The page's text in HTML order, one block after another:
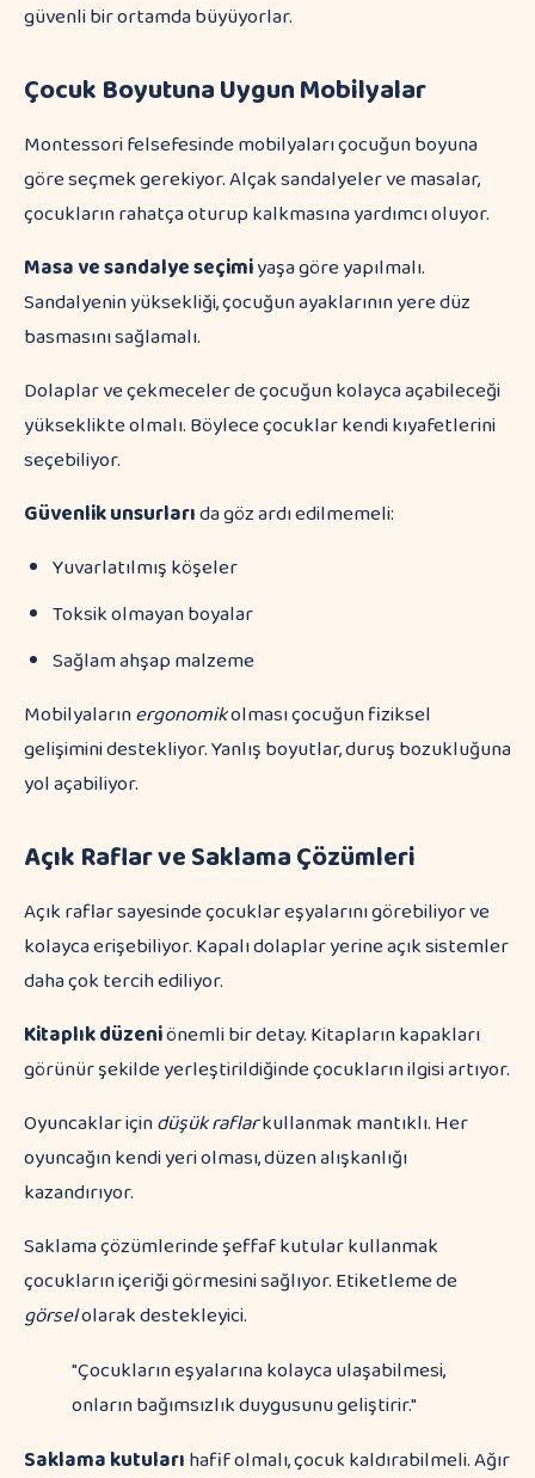
güvenli bir ortamda büyüyorlar.
Çocuk Boyutuna Uygun Mobilyalar
Montessori felsefesinde mobilyaları çocuğun boyuna
göre seçmek gerekiyor. Alçak sandalyeler ve masalar,
çocukların rahatça oturup kalkmasına yardımcı oluyor.
Masa ve sandalye seçimiyaşa göre yapılmalı.
Sandalyenin yüksekliği, çocuğun ayaklarının yere düz
basmasını sağlamalı.
Dolaplar ve çekmeceler de çocuğun kolayca açabileceği
yükseklikte olmalı. Böylece çocuklar kendi kıyafetlerini
seçebiliyor.
Güvenlik unsurlarıda göz ardı edilmemeli:
Yuvarlatılmış köşeler
Toksik olmayan boyalar
Sağlam ahşap malzeme
Mobilyalarınergonomikolması çocuğun fiziksel
gelişimini destekliyor. Yanlış boyutlar, duruş bozukluğuna
yol açabiliyor.
Açık Raflar ve Saklama Çözümleri
Açık raflar sayesinde çocuklar eşyalarını görebiliyor ve
kolayca erişebiliyor. Kapalı dolaplar yerine açık sistemler
daha çok tercih ediliyor.
Kitaplık düzeniönemli bir detay. Kitapların kapakları
görünür şekilde yerleştirildiğinde çocukların ilgisi artıyor.
Oyuncaklar içindüşük raflarkullanmak mantıklı. Her
oyuncağın kendi yeri olması, düzen alışkanlığı
kazandırıyor.
Saklama çözümlerinde şeffaf kutular kullanmak
çocukların içeriği görmesini sağlıyor. Etiketleme de
görselolarak destekleyici.
"Çocukların eşyalarına kolayca ulaşabilmesi,
onların bağımsızlık duygusunu geliştirir."
Saklama kutularıhafif olmalı, çocuk kaldırabilmeli. Ağır